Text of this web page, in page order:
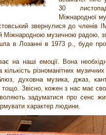
30
Міжнародної
звернулися до членів
Міжнародною музичною радою,
в Лозанні в 1973 р., буде
на наші емоції. Вона
різноманітних
духовна музика, джаз,
Звісно, кожен з нас має
задуматися про сенс
характер людини.